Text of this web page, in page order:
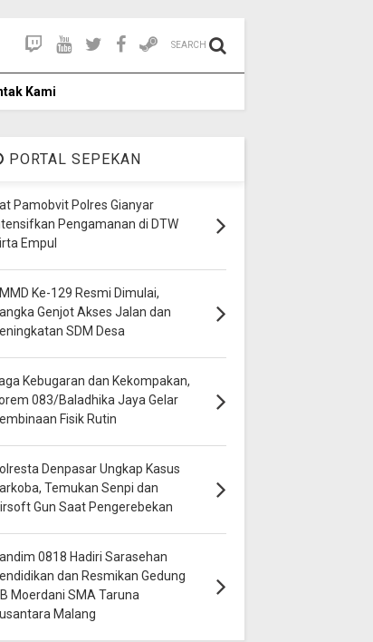
SEARCH
Kami
PORTAL SEPEKAN
Pamobvit Polres Gianyar
Pengamanan di DTW
Empul
Ke-129 Resmi Dimulai,
Genjot Akses Jalan dan
SDM Desa
Kebugaran dan Kekompakan,
083/Baladhika Jaya Gelar
Fisik Rutin
Denpasar Ungkap Kasus
Temukan Senpi dan
Gun Saat Pengerebekan
0818 Hadiri Sarasehan
dan Resmikan Gedung
Moerdani SMA Taruna
Malang